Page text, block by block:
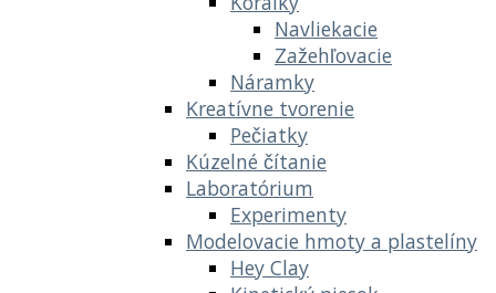
Navliekacie
Zažehľovacie
Náramky
Kreatívne tvorenie
Pečiatky
Kúzelné čítanie
Laboratórium
Experimenty
Modelovacie hmoty a plastelíny
Hey Clay